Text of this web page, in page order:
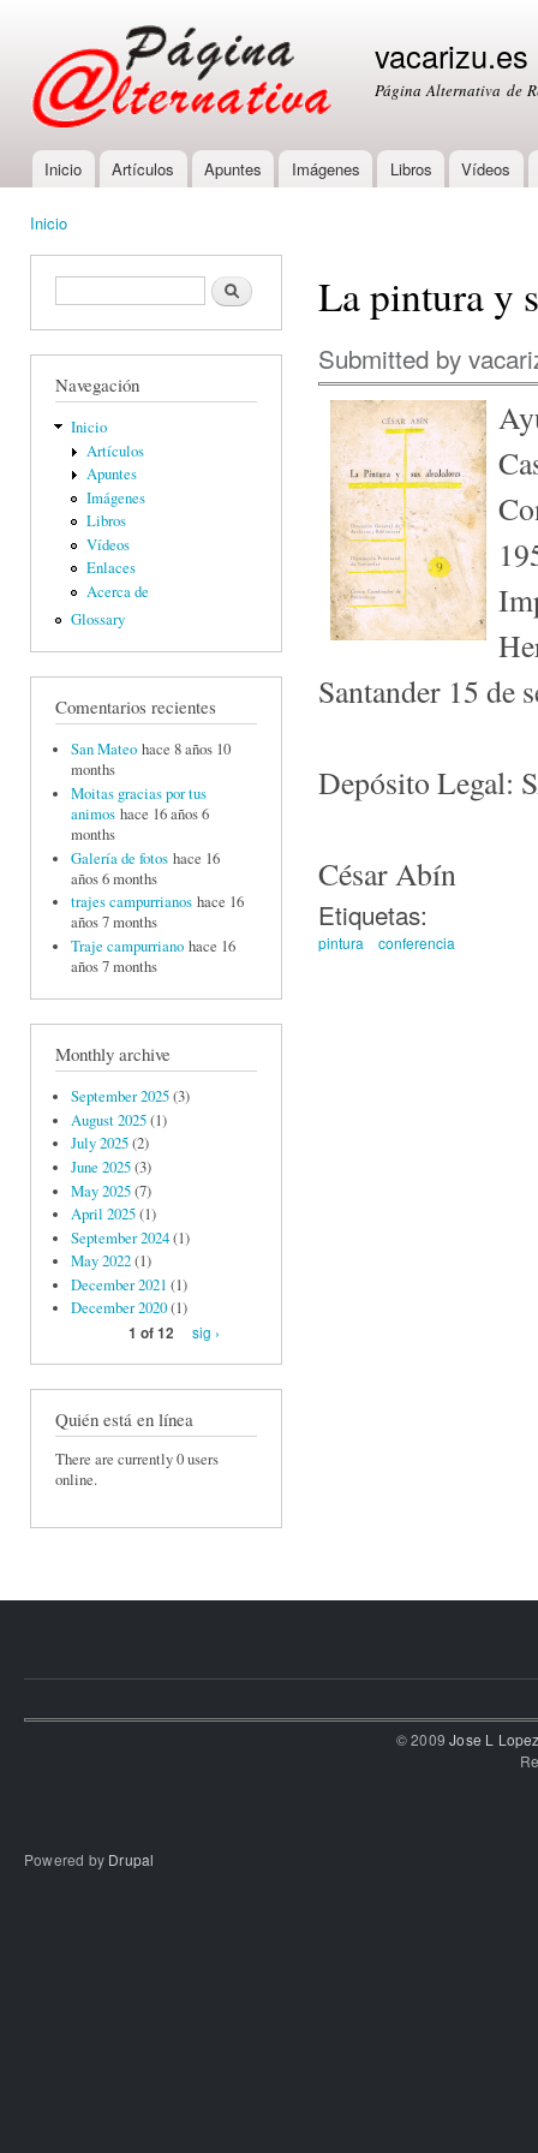
vacarizu.es
Página Alternativa de
Main menu
Inicio Artículos Apuntes Imágenes Libros Vídeos
Inicio
Formulario de búsquedaBuscar
Navegación
Inicio
Artículos
Apuntes
Imágenes
Libros
Vídeos
Enlaces
Acerca de
Glossary
Comentarios recientes
San Mateo hace 8 años 10
months
Moitas gracias por tus
animos hace 16 años 6
months
Galería de fotos hace 16
años 6 months
trajes campurrianos hace 16
años 7 months
Traje campurriano hace 16
años 7 months
Monthly archive
September 2025(3)
August 2025(1)
July 2025(2)
June 2025(3)
May 2025(7)
April 2025(1)
September 2024(1)
May 2022(1)
December 2021 (1)
December 2020(1)
1 of 12
sig ›
Quién está en línea
There are currently 0 users
online.
La pintura y
Submitted by
Santander 15 de
Depósito Legal:
César Abín
Etiquetas:
pintura conferencia
© 2009Jose L
Powered by Drupal